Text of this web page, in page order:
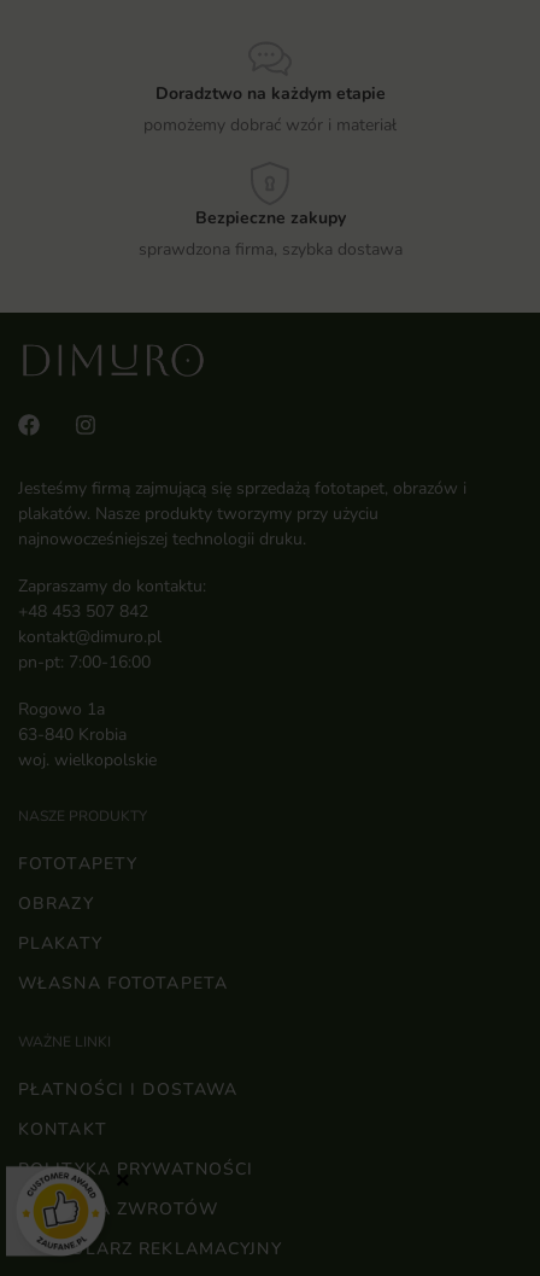
Doradztwo na każdym etapie
pomożemy dobrać wzór i materiał
Bezpieczne zakupy
sprawdzona firma, szybka dostawa
Jesteśmy firmą zajmującą się sprzedażą fototapet, obrazów i
plakatów. Nasze produkty tworzymy przy użyciu
najnowocześniejszej technologii druku.
Zapraszamy do kontaktu:
+48 453 507 842
kontakt@dimuro.pl
pn-pt: 7:00-16:00
Rogowo 1a
63-840 Krobia
woj. wielkopolskie
NASZE PRODUKTY
FOTOTAPETY
OBRAZY
PLAKATY
WŁASNA FOTOTAPETA
WAŻNE LINKI
PŁATNOŚCI I DOSTAWA
KONTAKT
POLITYKA PRYWATNOŚCI
POLITYKA ZWROTÓW
FORMULARZ REKLAMACYJNY
×